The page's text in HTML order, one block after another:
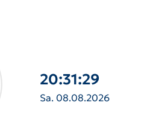
20:31:30
Sa. 08.08.2026